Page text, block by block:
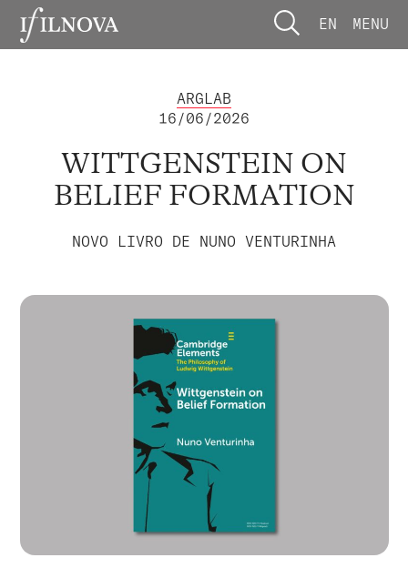
EN MENU
ARGLAB
16/06/2026
WITTGENSTEIN ON
BELIEF FORMATION
NOVO LIVRO DE NUNO VENTURINHA